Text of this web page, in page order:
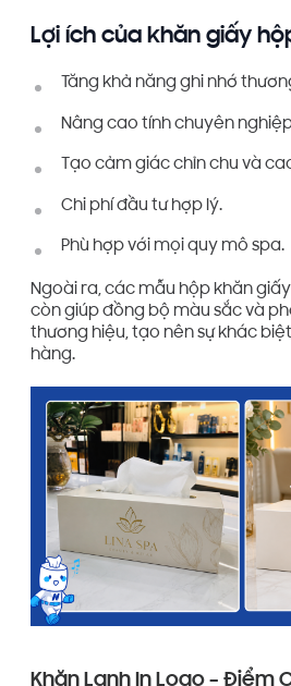
Lợi ích của khăn giấy
Tăng khả năng ghi nhớ
Nâng cao tính chuyên
Tạo cảm giác chỉn chu và
Chi phí đầu tư hợp lý.
Phù hợp với mọi quy mô spa.
Ngoài ra, các mẫu hộp khăn
còn giúp đồng bộ màu sắc và
thương hiệu, tạo nên sự khác
hàng.
Khăn Lạnh In Logo – Điểm